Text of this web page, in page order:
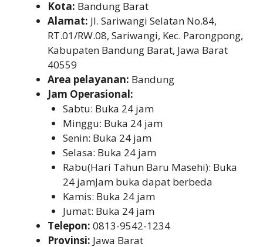
Kota: Bandung Barat
Alamat: Jl. Sariwangi Selatan No.84,
RT.01/RW.08, Sariwangi, Kec. Parongpong,
Kabupaten Bandung Barat, Jawa Barat
40559
Area pelayanan: Bandung
Jam Operasional:
Sabtu: Buka 24 jam
Minggu: Buka 24 jam
Senin: Buka 24 jam
Selasa: Buka 24 jam
Rabu(Hari Tahun Baru Masehi): Buka
24 jamJam buka dapat berbeda
Kamis: Buka 24 jam
Jumat: Buka 24 jam
Telepon: 0813-9542-1234
Provinsi: Jawa Barat